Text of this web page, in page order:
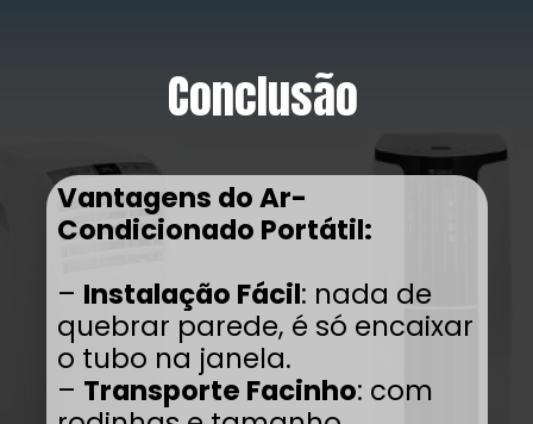
Conclusão
Vantagens do Ar-
Condicionado Portátil:
– Instalação Fácil: nada de
quebrar parede, é só encaixar
o tubo na janela.
– Transporte Facinho: com